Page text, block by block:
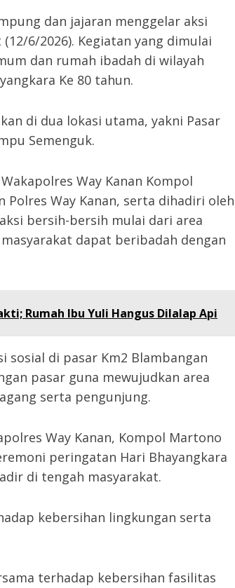
dan jajaran menggelar aksi
6/2026). Kegiatan yang dimulai
dan rumah ibadah di wilayah
Ke 80 tahun.
di dua lokasi utama, yakni Pasar
Semenguk.
Way Kanan Kompol
Polres Way Kanan, serta dihadiri oleh
bersih-bersih mulai dari area
dapat beribadah dengan
Rumah Ibu Yuli Hangus Dilalap Api
sosial di pasar Km2 Blambangan
pasar guna mewujudkan area
serta pengunjung.
Way Kanan, Kompol Martono
peringatan Hari Bhayangkara
di tengah masyarakat.
kebersihan lingkungan serta
terhadap kebersihan fasilitas